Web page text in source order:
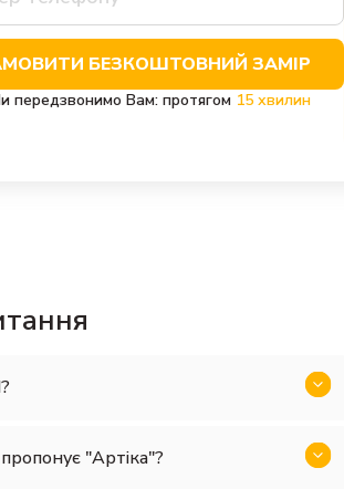
БЕЗКОШТОВНИЙ ЗАМІР
передзвонимо Вам: протягом 15 хвилин
"Артіка"?